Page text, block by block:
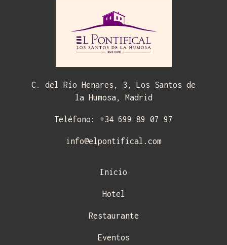
C. del Río Henares, 3, Los Santos de
la Humosa, Madrid
Teléfono: +34 699 89 07 97
info@elpontifical.com
Inicio
Hotel
Restaurante
Eventos